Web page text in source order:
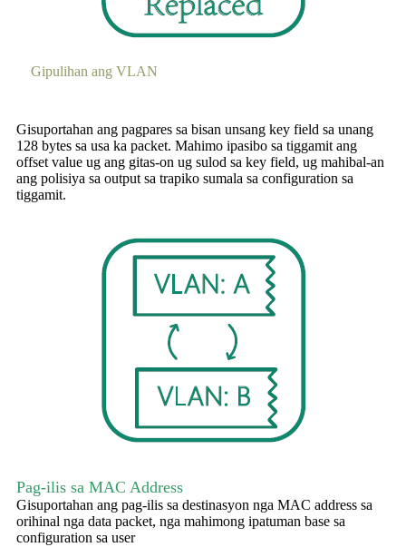
Gipulihan ang VLAN
Gisuportahan ang pagpares sa bisan unsang key field sa unang
128 bytes sa usa ka packet. Mahimo ipasibo sa tiggamit ang
offset value ug ang gitas-on ug sulod sa key field, ug mahibal-an
ang polisiya sa output sa trapiko sumala sa configuration sa
tiggamit.
Pag-ilis sa MAC Address
Gisuportahan ang pag-ilis sa destinasyon nga MAC address sa
orihinal nga data packet, nga mahimong ipatuman base sa
configuration sa user